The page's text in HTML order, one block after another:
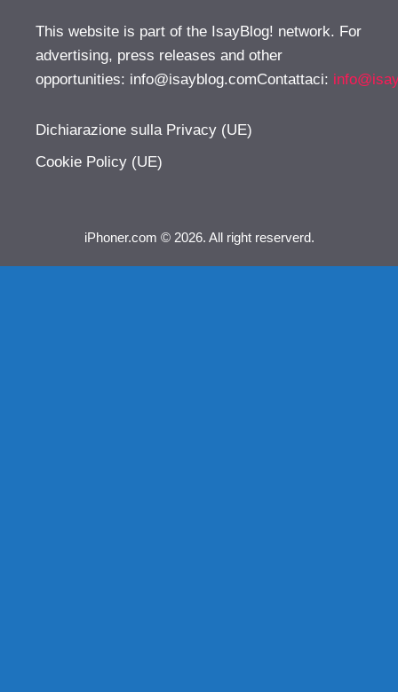
This website is part of the IsayBlog! network. For
advertising, press releases and other
opportunities: info@isayblog.comContattaci:
Dichiarazione sulla Privacy (UE)
Cookie Policy (UE)
iPhoner.com © 2026. All right reserverd.